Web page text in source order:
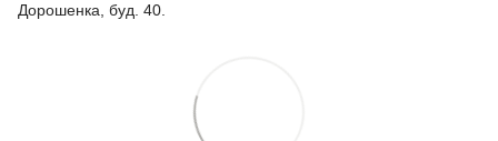
Дорошенка, буд. 40.